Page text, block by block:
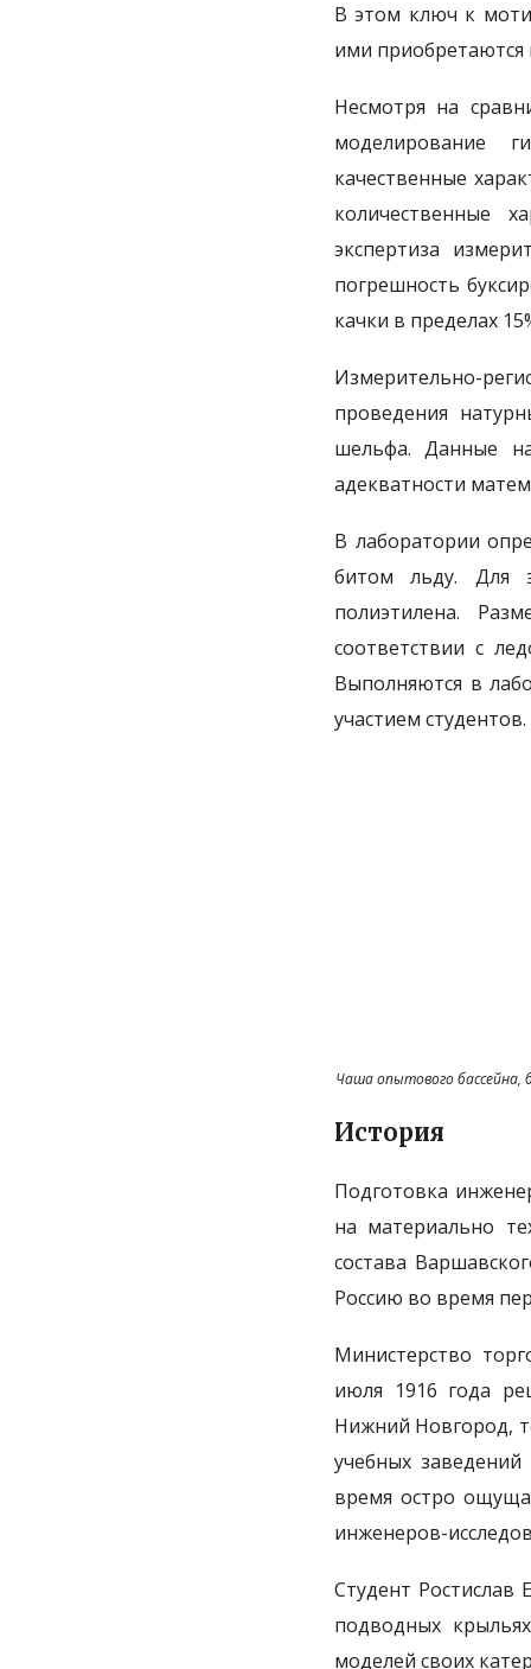
В этом ключ к
ими
Несмотря на
моделирование
качественные
количественные
экспертиза
погрешность
качки в пределах
Измерительно-
проведения
шельфа. Данные
адекватности
В лаборатории
битом льду. Для
полиэтилена.
соответствии с
Выполняются в
участием студентов.
Чаша опытового бассейна,
История
Подготовка
на материально
состава
Россию во время
Министерство
июля 1916 года
Нижний Новгород,
учебных
время остро
инженеров-
Студент Ростислав
подводных
моделей своих